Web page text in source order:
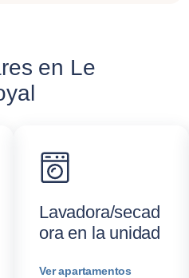
en Le
Lavadora/secad
ora en la unidad
Ver apartamentos